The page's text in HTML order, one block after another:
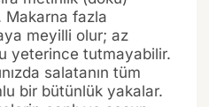
Makarna fazla
meyilli olur; az
yeterince tutmayabilir.
salatanın tüm
bir bütünlük yakalar.